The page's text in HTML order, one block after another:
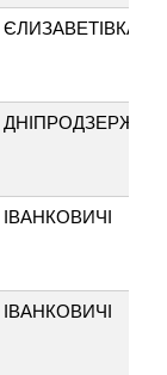
ЄЛИЗАВЕТІВКА
ІВАНКОВИЧІ
ІВАНКОВИЧІ